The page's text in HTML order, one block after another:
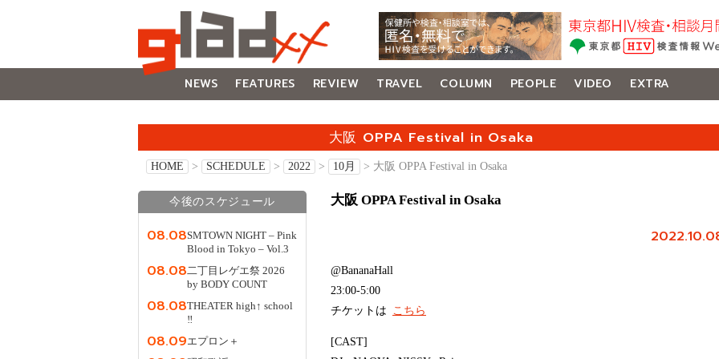
NEWS FEATURES REVIEW TRAVEL COLUMN PEOPLE VIDEO
EXTRA
大阪 OPPA Festival in Osaka
HOME > SCHEDULE > 2022 > 10月 > 大阪 OPPA Festival in Osaka
大阪 OPPA Festival in Osaka
@BananaHall
23:00-5:00
チケットは こちら
[CAST]
今後のスケジュール
08.08SMTOWN NIGHT – Pink
Blood in Tokyo – Vol.3
08.08二丁目レゲエ祭 2026
by BODY COUNT
08.08THEATER high↑ school
‼
08.09エプロン＋